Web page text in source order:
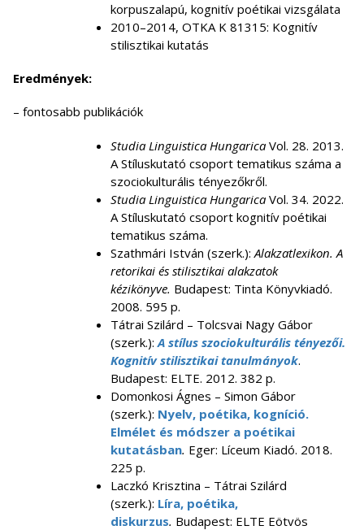
korpuszalapú, kognitív poétikai vizsgálata
2010–2014, OTKA K 81315: Kognitív
stilisztikai kutatás
Eredmények:
– fontosabb publikációk
Studia Linguistica Hungarica Vol. 28. 2013.
A Stíluskutató csoport tematikus száma a
szociokulturális tényezőkről.
Studia Linguistica Hungarica Vol. 34. 2022.
A Stíluskutató csoport kognitív poétikai
tematikus száma.
Szathmári István (szerk.):Alakzatlexikon. A
retorikai és stilisztikai alakzatok
kézikönyve. Budapest: Tinta Könyvkiadó.
2008. 595 p.
Tátrai Szilárd – Tolcsvai Nagy Gábor
(szerk.):A stílus szociokulturális tényezői.
Kognitív stilisztikai tanulmányok.
Budapest: ELTE. 2012. 382 p.
Domonkosi Ágnes – Simon Gábor
(szerk.): Nyelv, poétika, kogníció.
Elmélet és módszer a poétikai
kutatásban. Eger: Líceum Kiadó. 2018.
225 p.
Laczkó Krisztina – Tátrai Szilárd
(szerk.): Líra, poétika,
diskurzus. Budapest: ELTE Eötvös